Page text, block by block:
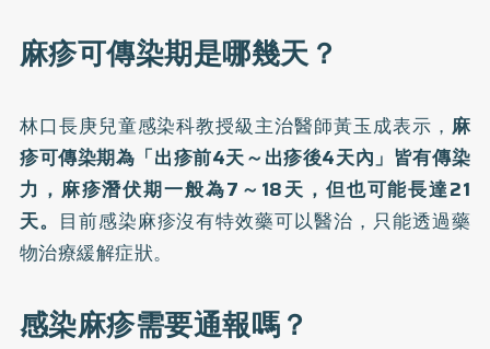
麻疹可傳染期是哪幾天？
林口長庚兒童感染科教授級主治醫師黃玉成表示， 麻
疹可傳染期為「出疹前4天～出疹後4天內」皆有傳染
力， 麻疹潛伏期一般為7～18天，但也可能長達21
天。 目前感染麻疹沒有特效藥可以醫治，只能透過藥
物治療緩解症狀。
感染麻疹需要通報嗎？